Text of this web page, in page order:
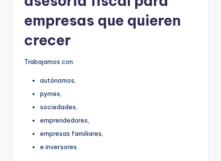
empresas que quieren
crecer
Trabajamos con:
autónomos,
pymes,
sociedades,
emprendedores,
empresas familiares,
e inversores.